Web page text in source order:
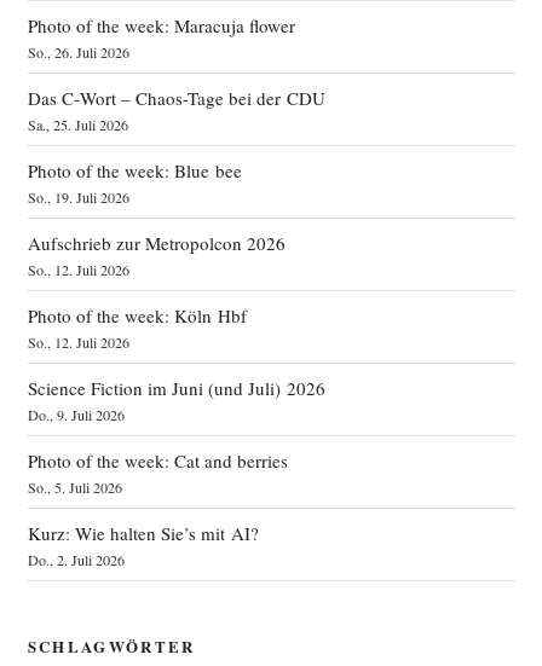
Photo of the week: Maracuja flower
So., 26. Juli 2026
Das C‑Wort – Chaos-Tage bei der CDU
Sa., 25. Juli 2026
Photo of the week: Blue bee
So., 19. Juli 2026
Aufschrieb zur Metropolcon 2026
So., 12. Juli 2026
Photo of the week: Köln Hbf
So., 12. Juli 2026
Science Fiction im Juni (und Juli) 2026
Do., 9. Juli 2026
Photo of the week: Cat and berries
So., 5. Juli 2026
Kurz: Wie halten Sie’s mit AI?
Do., 2. Juli 2026
SCHLAGWÖRTER